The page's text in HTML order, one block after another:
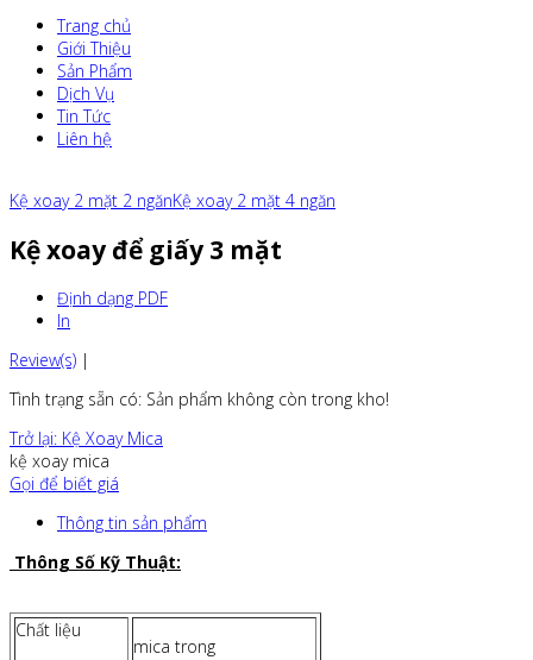
Trang chủ
Giới Thiệu
Sản Phẩm
Dịch Vụ
Tin Tức
Liên hệ
Kệ xoay 2 mặt 2 ngănKệ xoay 2 mặt 4 ngăn
Kệ xoay để giấy 3 mặt
Định dạng PDF
In
Review(s) |
Tình trạng sẵn có: Sản phẩm không còn trong kho!
Trở lại: Kệ Xoay Mica
kệ xoay mica
Gọi để biết giá
Thông tin sản phẩm
Thông Số Kỹ Thuật:
Chất liệu
mica trong